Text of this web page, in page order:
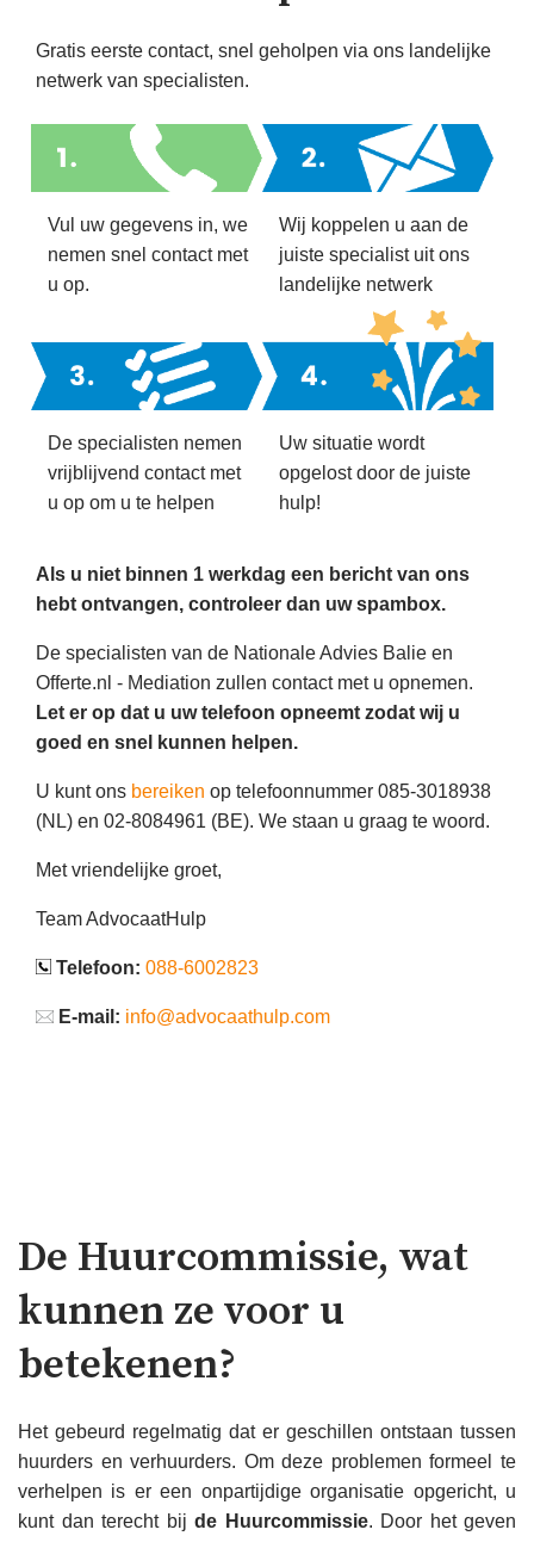
Gratis eerste contact, snel geholpen via ons landelijke
netwerk van specialisten.
Vul uw gegevens in, we
nemen snel contact met
u op.
Wij koppelen u aan de
juiste specialist uit ons
landelijke netwerk
De specialisten nemen
vrijblijvend contact met
u op om u te helpen
Uw situatie wordt
opgelost door de juiste
hulp!
Als u niet binnen 1 werkdag een bericht van ons
hebt ontvangen, controleer dan uw spambox.
De specialisten van de Nationale Advies Balie en
Offerte.nl - Mediation zullen contact met u opnemen.
Let er op dat u uw telefoon opneemt zodat wij u
goed en snel kunnen helpen.
U kunt ons bereiken op telefoonnummer 085-3018938
(NL) en 02-8084961 (BE). We staan u graag te woord.
Met vriendelijke groet,
Team AdvocaatHulp
Telefoon: 088-6002823
E-mail: info@advocaathulp.com
De Huurcommissie, wat
kunnen ze voor u
betekenen?
Het gebeurd regelmatig dat er geschillen ontstaan tussen
huurders en verhuurders. Om deze problemen formeel te
verhelpen is er een onpartijdige organisatie opgericht, u
kunt dan terecht bij de Huurcommissie. Door het geven